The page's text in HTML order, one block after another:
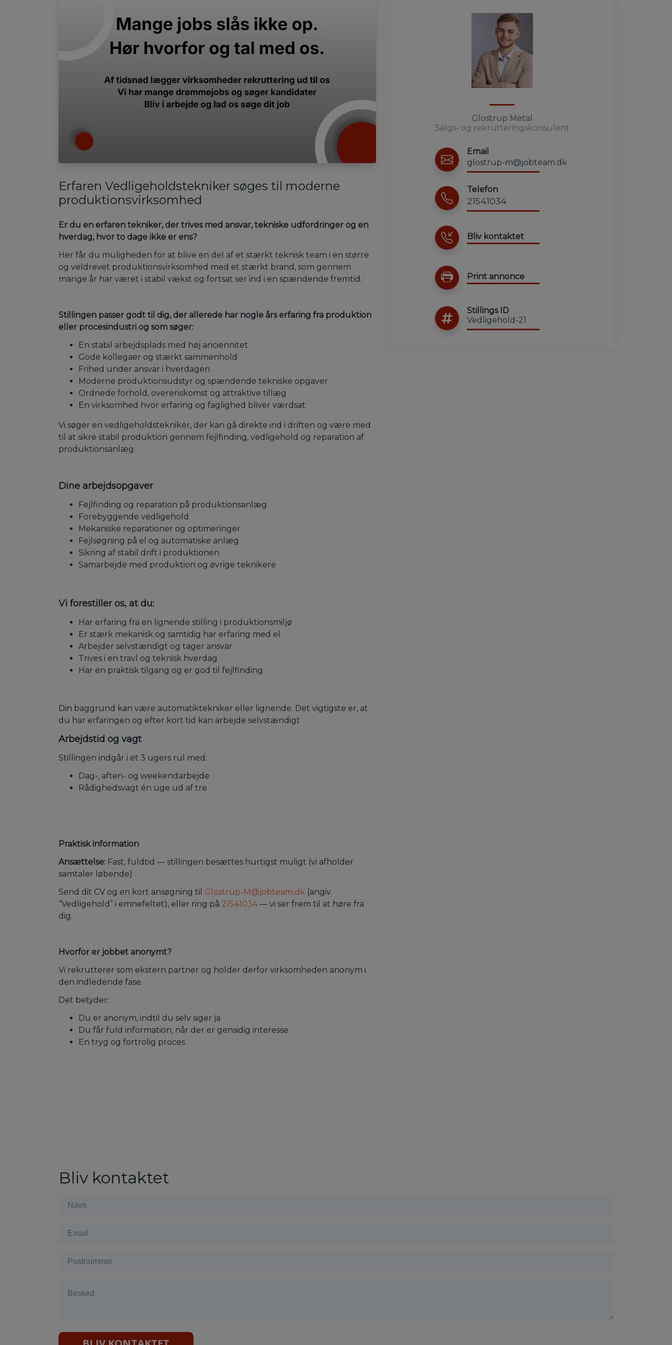
Erfaren Vedligeholdstekniker søges til moderne
produktionsvirksomhed
Er du en erfaren tekniker, der trives med ansvar, tekniske udfordringer og en
hverdag, hvor to dage ikke er ens?
Her får du muligheden for at blive en del af et stærkt teknisk team i en større
og veldrevet produktionsvirksomhed med et stærkt brand, som gennem
mange år har været i stabil vækst og fortsat ser ind i en spændende fremtid.
Stillingen passer godt til dig, der allerede har nogle års erfaring fra produktion
eller procesindustri og som søger:
En stabil arbejdsplads med høj anciennitet
Gode kollegaer og stærkt sammenhold
Frihed under ansvar i hverdagen
Moderne produktionsudstyr og spændende tekniske opgaver
Ordnede forhold, overenskomst og attraktive tillæg
En virksomhed hvor erfaring og faglighed bliver værdsat
Vi søger en vedligeholdstekniker, der kan gå direkte ind i driften og være med
til at sikre stabil produktion gennem fejlfinding, vedligehold og reparation af
produktionsanlæg.
Dine arbejdsopgaver
Fejlfinding og reparation på produktionsanlæg
Forebyggende vedligehold
Mekaniske reparationer og optimeringer
Fejlsøgning på el og automatiske anlæg
Sikring af stabil drift i produktionen
Samarbejde med produktion og øvrige teknikere
Vi forestiller os, at du:
Har erfaring fra en lignende stilling i produktionsmiljø
Er stærk mekanisk og samtidig har erfaring med el
Arbejder selvstændigt og tager ansvar
Trives i en travl og teknisk hverdag
Har en praktisk tilgang og er god til fejlfinding
Din baggrund kan være automatiktekniker eller lignende. Det vigtigste er, at
du har erfaringen og efter kort tid kan arbejde selvstændigt
Arbejdstid og vagt
Stillingen indgår i et 3 ugers rul med:
Dag-, aften- og weekendarbejde
Rådighedsvagt én uge ud af tre
Praktisk information
Ansættelse: Fast, fuldtid — stillingen besættes hurtigst muligt (vi afholder
samtaler løbende)
Send dit CV og en kort ansøgning til Glostrup-M@jobteam.dk (angiv
“Vedligehold” i emnefeltet), eller ring på 21541034 — vi ser frem til at høre fra
dig.
Hvorfor er jobbet anonymt?
Vi rekrutterer som ekstern partner og holder derfor virksomheden anonym i
den indledende fase.
Det betyder:
Du er anonym, indtil du selv siger ja
Du får fuld information, når der er gensidig interesse
En tryg og fortrolig proces
Glostrup Metal
Salgs- og rekrutteringskonsulent
Email
glostrup-m@jobteam.dk
Telefon
21541034
Bliv kontaktet
Print annonce
Stillings ID
Vedligehold-21
Bliv kontaktet